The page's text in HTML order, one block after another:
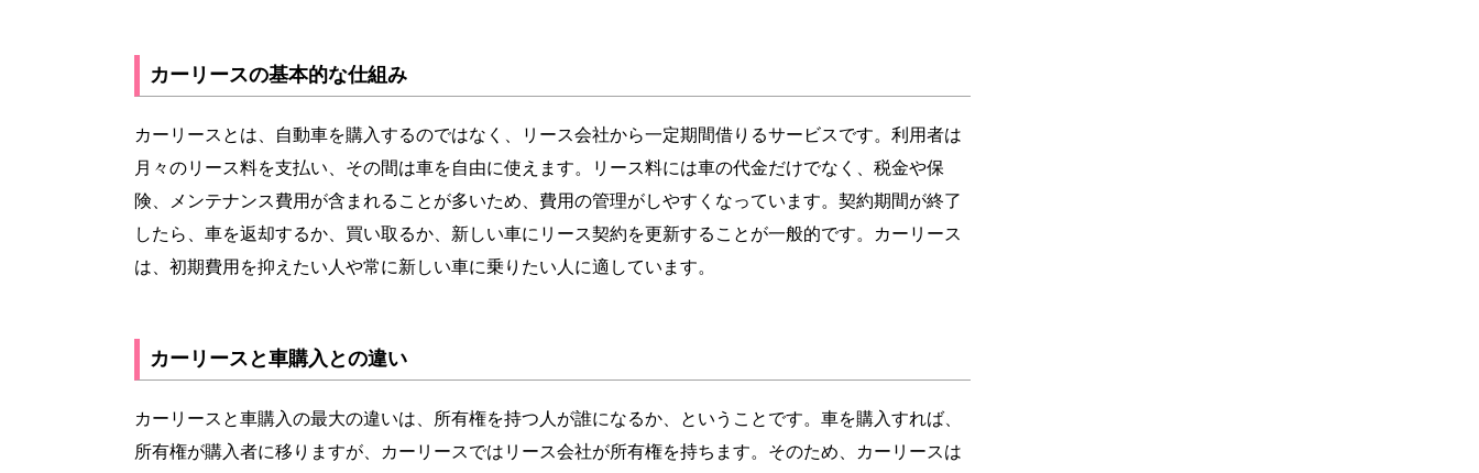
カーリースの基本的な仕組み
カーリースとは、自動車を購入するのではなく、リース会社から一定期間借りるサービスです。利用者は
月々のリース料を支払い、その間は車を自由に使えます。リース料には車の代金だけでなく、税金や保
険、メンテナンス費用が含まれることが多いため、費用の管理がしやすくなっています。契約期間が終了
したら、車を返却するか、買い取るか、新しい車にリース契約を更新することが一般的です。カーリース
は、初期費用を抑えたい人や常に新しい車に乗りたい人に適しています。
カーリースと車購入との違い
カーリースと車購入の最大の違いは、所有権を持つ人が誰になるか、ということです。車を購入すれば、
所有権が購入者に移りますが、カーリースではリース会社が所有権を持ちます。そのため、カーリースは